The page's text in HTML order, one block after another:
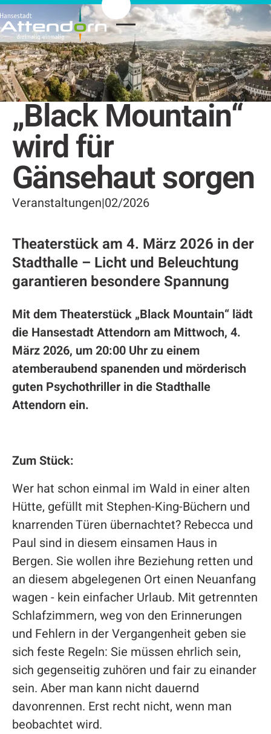
„Black Mountain“
wird für
Gänsehaut sorgen
Veranstaltungen|02/2026
Theaterstück am 4. März 2026 in der
Stadthalle – Licht und Beleuchtung
garantieren besondere Spannung
Mit dem Theaterstück „Black Mountain“ lädt
die Hansestadt Attendorn am Mittwoch, 4.
März 2026, um 20:00 Uhr zu einem
atemberaubend spanenden und mörderisch
guten Psychothriller in die Stadthalle
Attendorn ein.
Zum Stück:
Wer hat schon einmal im Wald in einer alten
Hütte, gefüllt mit Stephen-King-Büchern und
knarrenden Türen übernachtet? Rebecca und
Paul sind in diesem einsamen Haus in
Bergen. Sie wollen ihre Beziehung retten und
an diesem abgelegenen Ort einen Neuanfang
wagen - kein einfacher Urlaub. Mit getrennten
Schlafzimmern, weg von den Erinnerungen
und Fehlern in der Vergangenheit geben sie
sich feste Regeln: Sie müssen ehrlich sein,
sich gegenseitig zuhören und fair zu einander
sein. Aber man kann nicht dauernd
davonrennen. Erst recht nicht, wenn man
beobachtet wird.